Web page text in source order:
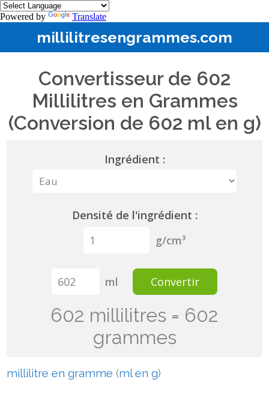
Powered by Translate
millilitresengrammes.com
Convertisseur de 602
Millilitres en Grammes
(Conversion de 602 ml en g)
Ingrédient :
Densité de l'ingrédient :
g/cm³
ml Convertir
602 millilitres = 602
grammes
millilitre en gramme (ml en g)